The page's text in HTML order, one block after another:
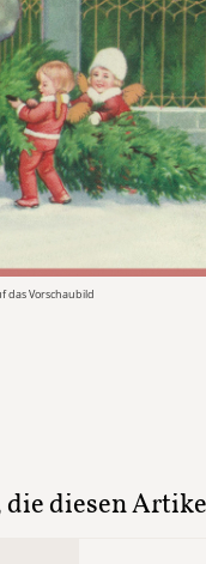
das Vorschaubild
die diesen